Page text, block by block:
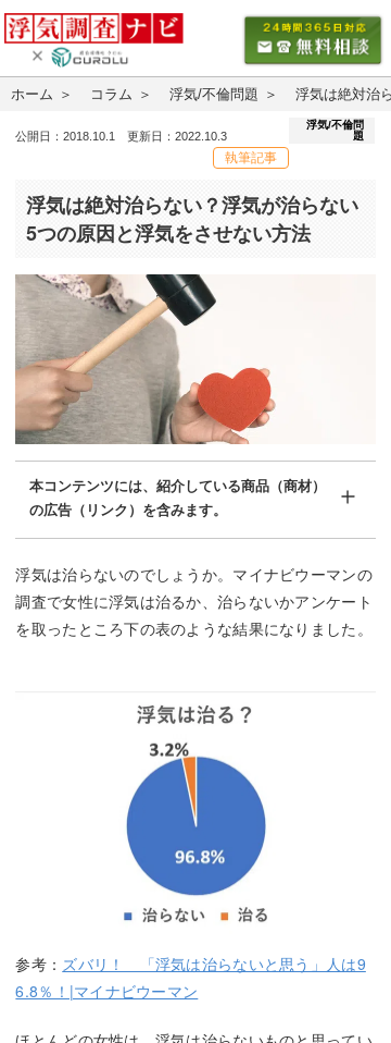
ホーム コラム 浮気/不倫問題 浮気は絶対治
公開日：2018.10.1 更新日：2022.10.3
執筆記事
浮気/不倫問
題
浮気は絶対治らない？浮気が治らない
5つの原因と浮気をさせない方法
本コンテンツには、紹介している商品（商材）
の広告（リンク）を含みます。
浮気は治らないのでしょうか。マイナビウーマンの
調査で女性に浮気は治るか、治らないかアンケート
を取ったところ下の表のような結果になりました。
参考： ズバリ！ 「浮気は治らないと思う」人は9
6.8％！|マイナビウーマン